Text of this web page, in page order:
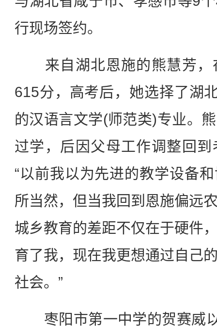
行现场签约。
来自湖北恩施的熊慧芳，
615分，高考后，她选择了湖
的汉语言文学(师范类)专业。
过学，后因父母工作调整回
“以前我以为先进的教学设备
所当然，但当我回到恩施偏远
城乡教育的差距不仅在于硬件
育了我，现在我更想通过自己
社会。”
枣阳市第一中学的贺赛威